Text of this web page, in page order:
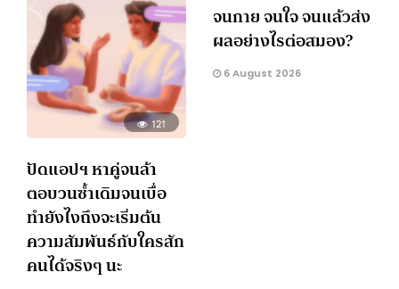
121
ปัดแอปฯ หาคู่จนล้า
ตอบวนซ้ำเดิมจนเบื่อ
ทำยังไงถึงจะเริ่มต้น
ความสัมพันธ์กับใครสัก
คนได้จริงๆ นะ
จนกาย จนใจ จนแล้วส่ง
ผลอย่างไรต่อสมอง?
6 August 2026